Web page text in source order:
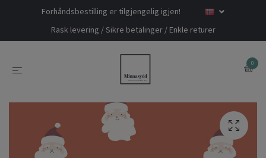
Forhåndsbestilling er tilgjengelig igjen!
Rask levering / Sikre betalinger / Enkle returer
0